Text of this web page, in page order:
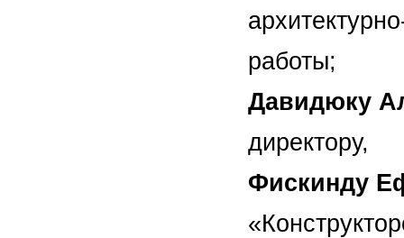
работы;
Давидюку
директору,
Фискинду